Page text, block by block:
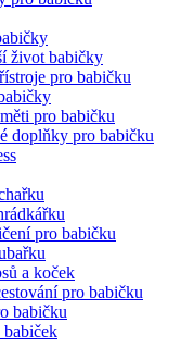
život babičky
pro babičku
pro babičku
doplňky pro babičku
pro babičku
a koček
pro babičku
babičku